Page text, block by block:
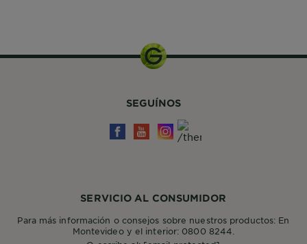
SERVICIO AL CONSUMIDOR
Para más información o consejos sobre nuestros productos: En
Montevideo y el interior: 0800 8244.
SEGUÍNOS